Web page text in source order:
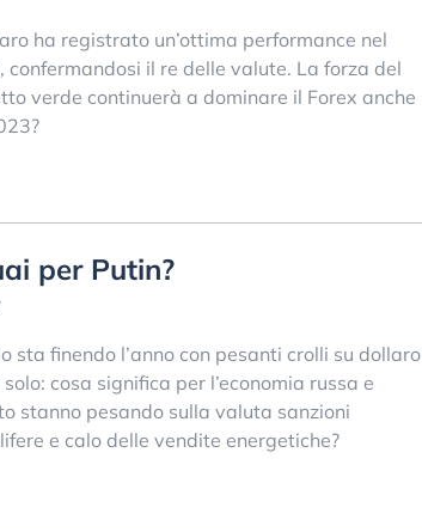
ha registrato un’ottima performance nel
confermandosi il re delle valute. La forza del
verde continuerà a dominare il Forex anche
per Putin?
sta finendo l’anno con pesanti crolli su dollaro
solo: cosa significa per l’economia russa e
stanno pesando sulla valuta sanzioni
e calo delle vendite energetiche?